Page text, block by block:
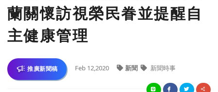
蘭關懷訪視榮民眷並提醒自
主健康管理
推廣新聞稿 Feb 12,2020 新聞 新聞時事